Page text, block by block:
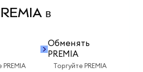
в
Обменять
PREMIA
Торгуйте PREMIA